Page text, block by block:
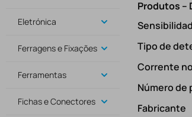
Eletrónica
Ferragens e Fixações
Ferramentas
Fichas e Conectores
Produtos –
Tipo de
Corrente
Número de
Fabricante